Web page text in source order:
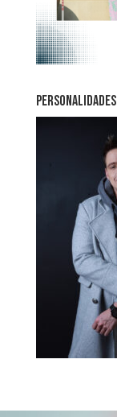
PERSONALIDADES